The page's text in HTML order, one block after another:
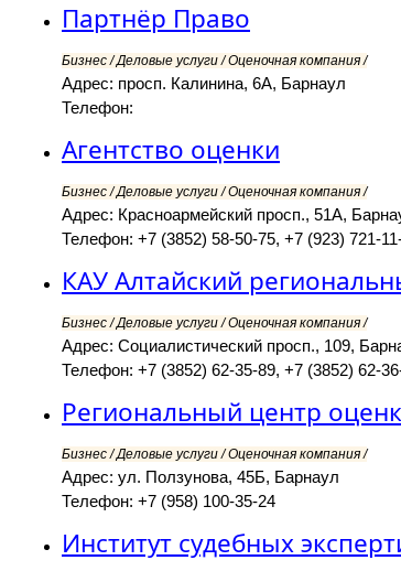
Партнёр Право
Бизнес / Деловые услуги / Оценочная компания /
Адрес: просп. Калинина, 6А, Барнаул
Телефон:
Агентство оценки
Бизнес / Деловые услуги / Оценочная компания /
Адрес: Красноармейский просп., 51А,
Телефон: +7 (3852) 58-50-75, +7 (923) 721-
КАУ Алтайский
Бизнес / Деловые услуги / Оценочная компания /
Адрес: Социалистический просп., 109,
Телефон: +7 (3852) 62-35-89, +7 (3852) 62-
Региональный центр
Бизнес / Деловые услуги / Оценочная компания /
Адрес: ул. Ползунова, 45Б, Барнаул
Телефон: +7 (958) 100-35-24
Институт судебных